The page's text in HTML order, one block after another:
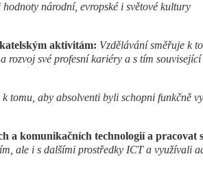
národní, evropské i světové kultury
aktivitám: Vzdělávání směřuje k
rozvoj své profesní kariéry a s tím
tomu, aby absolventi byli schopni funkčně
a komunikačních technologií a pracovat
ale i s dalšími prostředky ICT a využívali